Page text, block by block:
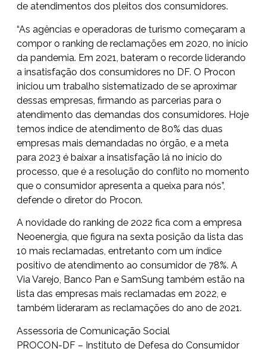
de atendimentos dos pleitos dos consumidores.
“As agências e operadoras de turismo começaram a
compor o ranking de reclamações em 2020, no início
da pandemia. Em 2021, bateram o recorde liderando
a insatisfação dos consumidores no DF. O Procon
iniciou um trabalho sistematizado de se aproximar
dessas empresas, firmando as parcerias para o
atendimento das demandas dos consumidores. Hoje
temos índice de atendimento de 80% das duas
empresas mais demandadas no órgão, e a meta
para 2023 é baixar a insatisfação lá no início do
processo, que é a resolução do conflito no momento
que o consumidor apresenta a queixa para nós”,
defende o diretor do Procon.
A novidade do ranking de 2022 fica com a empresa
Neoenergia, que figura na sexta posição da lista das
10 mais reclamadas, entretanto com um índice
positivo de atendimento ao consumidor de 78%. A
Via Varejo, Banco Pan e SamSung também estão na
lista das empresas mais reclamadas em 2022, e
também lideraram as reclamações do ano de 2021.
Assessoria de Comunicação Social
PROCON-DF – Instituto de Defesa do Consumidor